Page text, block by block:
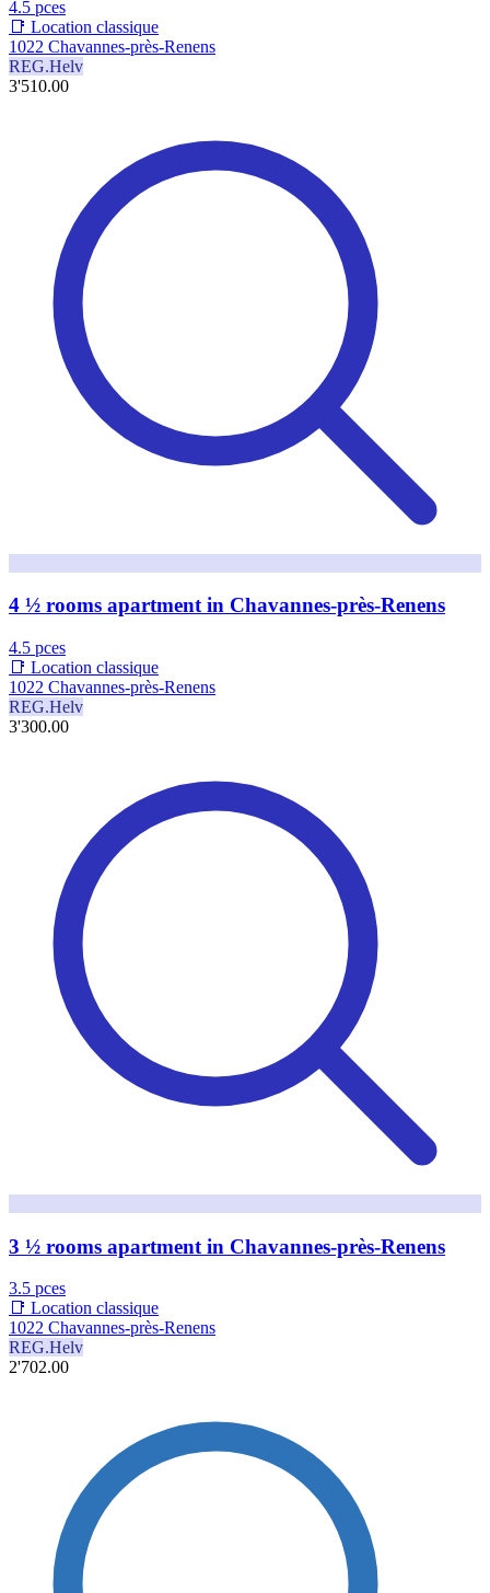
4.5 pces
📑 Location classique
1022 Chavannes-près-Renens
REG.Helv
3'510.00
4 ½ rooms apartment in Chavannes-près-Renens
4.5 pces
📑 Location classique
1022 Chavannes-près-Renens
REG.Helv
3'300.00
3 ½ rooms apartment in Chavannes-près-Renens
3.5 pces
📑 Location classique
1022 Chavannes-près-Renens
REG.Helv
2'702.00